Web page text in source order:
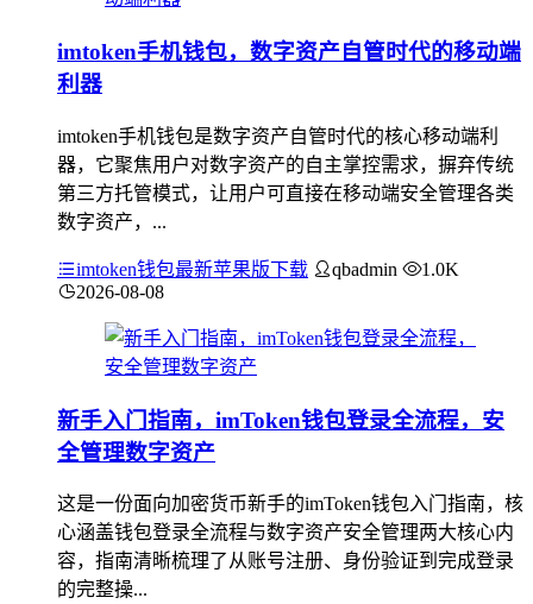
imtoken手机钱包，数字资产自管时代的移动端
利器
imtoken手机钱包是数字资产自管时代的核心移动端利
器，它聚焦用户对数字资产的自主掌控需求，摒弃传统
第三方托管模式，让用户可直接在移动端安全管理各类
数字资产，...
imtoken钱包最新苹果版下载 qbadmin
1.0K
2026-08-08
新手入门指南，imToken钱包登录全流程，安
全管理数字资产
这是一份面向加密货币新手的imToken钱包入门指南，核
心涵盖钱包登录全流程与数字资产安全管理两大核心内
容，指南清晰梳理了从账号注册、身份验证到完成登录
的完整操...